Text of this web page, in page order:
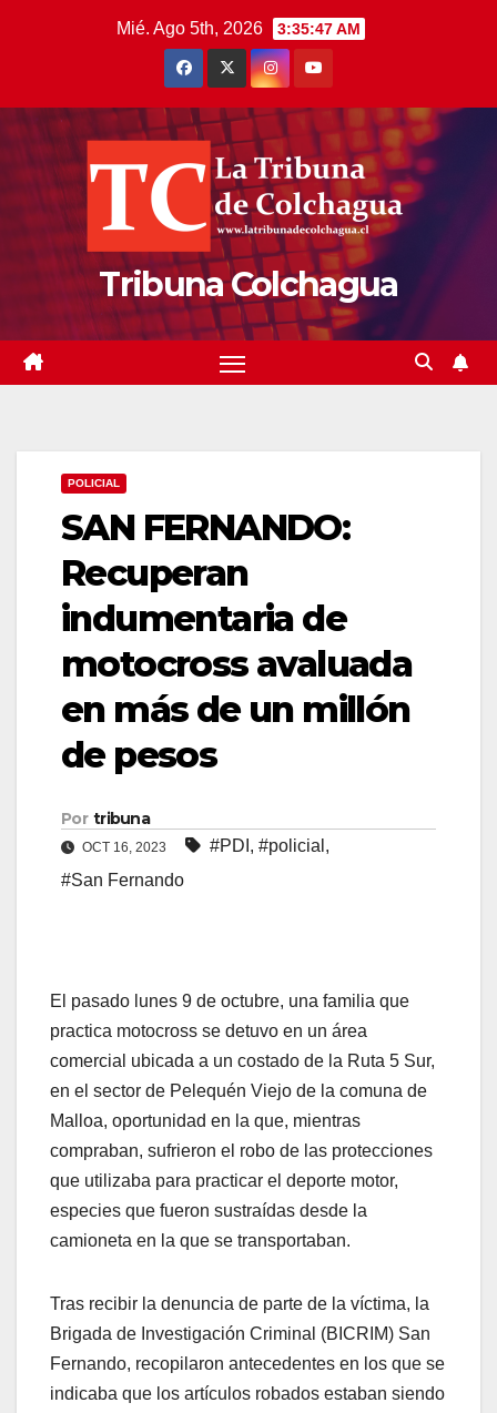
Mié. Ago 5th, 2026 3:35:47 AM
Tribuna Colchagua
POLICIAL
SAN FERNANDO:
Recuperan
indumentaria de
motocross avaluada
en más de un millón
de pesos
Por tribuna
OCT 16, 2023 #PDI , #policial ,
#San Fernando
El pasado lunes 9 de octubre, una familia que
practica motocross se detuvo en un área
comercial ubicada a un costado de la Ruta 5 Sur,
en el sector de Pelequén Viejo de la comuna de
Malloa, oportunidad en la que, mientras
compraban, sufrieron el robo de las protecciones
que utilizaba para practicar el deporte motor,
especies que fueron sustraídas desde la
camioneta en la que se transportaban.
Tras recibir la denuncia de parte de la víctima, la
Brigada de Investigación Criminal (BICRIM) San
Fernando, recopilaron antecedentes en los que se
indicaba que los artículos robados estaban siendo